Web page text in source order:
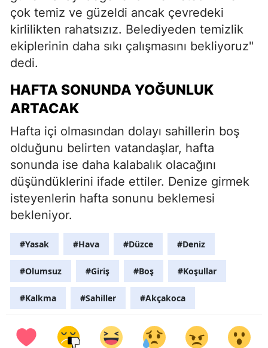
çok temiz ve güzeldi ancak çevredeki
kirlilikten rahatsızız. Belediyeden temizlik
ekiplerinin daha sıkı çalışmasını bekliyoruz"
dedi.
HAFTA SONUNDA YOĞUNLUK
ARTACAK
Hafta içi olmasından dolayı sahillerin boş
olduğunu belirten vatandaşlar, hafta
sonunda ise daha kalabalık olacağını
düşündüklerini ifade ettiler. Denize girmek
isteyenlerin hafta sonunu beklemesi
bekleniyor.
#Yasak #Hava #Düzce #Deniz
#Olumsuz #Giriş #Boş #Koşullar
#Kalkma #Sahiller #Akçakoca